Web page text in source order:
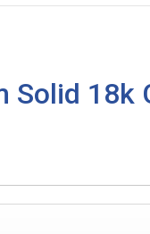
Solid 18k